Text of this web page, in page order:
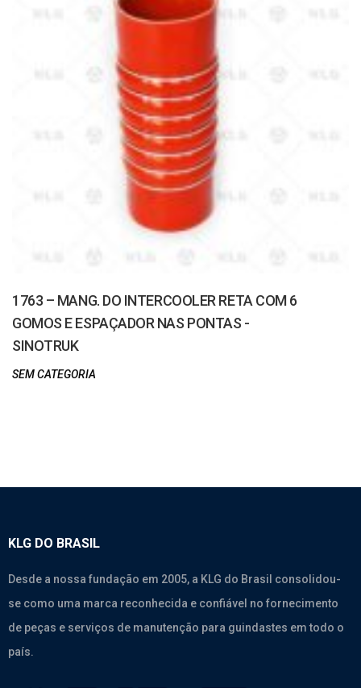
1763 – MANG. DO INTERCOOLER RETA COM 6
GOMOS E ESPAÇADOR NAS PONTAS -
SINOTRUK
SEM CATEGORIA
KLG DO BRASIL
Desde a nossa fundação em 2005, a KLG do Brasil consolidou-
se como uma marca reconhecida e confiável no fornecimento
de peças e serviços de manutenção para guindastes em todo o
país.